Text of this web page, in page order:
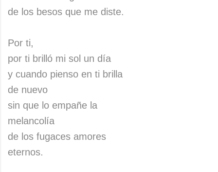
de los besos que me diste.
Por ti,
por ti brilló mi sol un día
y cuando pienso en ti brilla
de nuevo
sin que lo empañe la
melancolía
de los fugaces amores
eternos.